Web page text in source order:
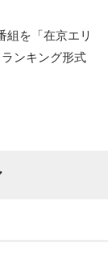
を「在京エリ
ンキング形式